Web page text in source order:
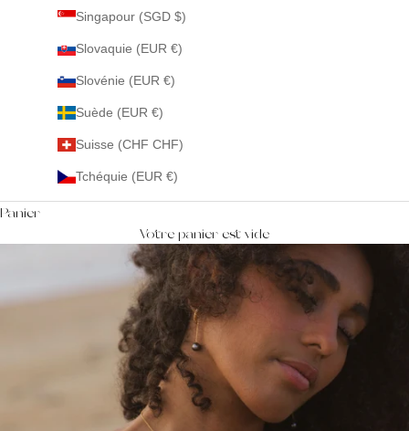
Singapour (SGD $)
Slovaquie (EUR €)
Slovénie (EUR €)
Suède (EUR €)
Suisse (CHF CHF)
Tchéquie (EUR €)
Panier
Votre panier est vide